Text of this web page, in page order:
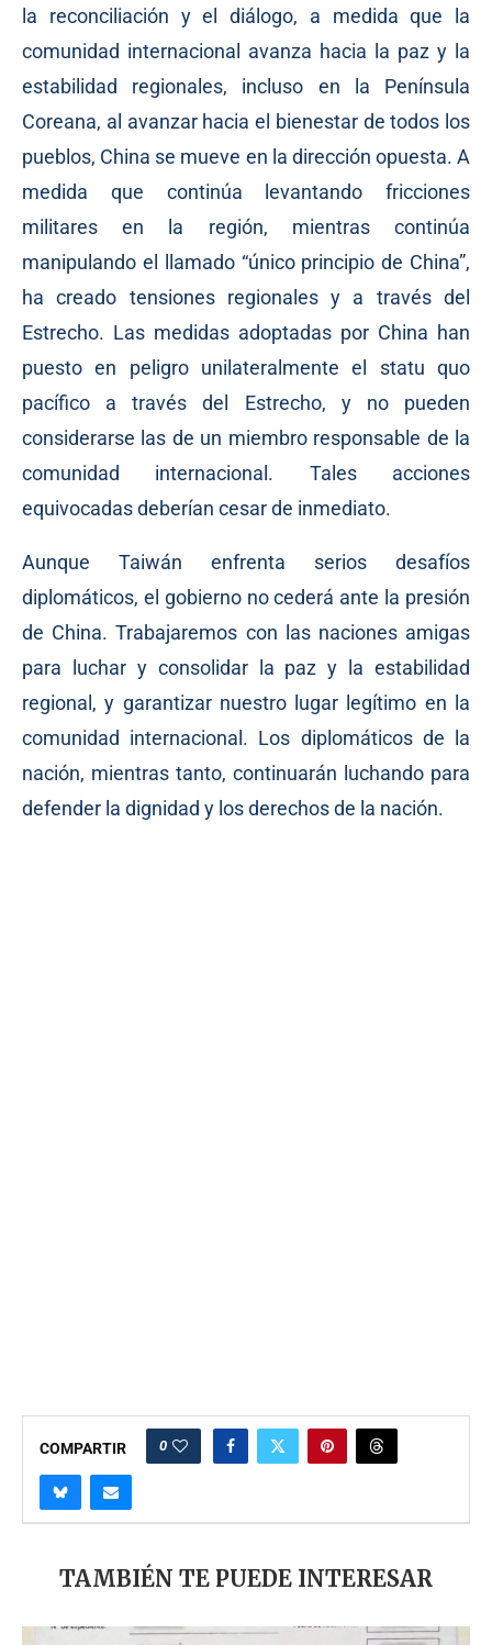
la reconciliación y el diálogo, a medida que la
comunidad internacional avanza hacia la paz y la
estabilidad regionales, incluso en la Península
Coreana, al avanzar hacia el bienestar de todos los
pueblos, China se mueve en la dirección opuesta. A
medida que continúa levantando fricciones
militares en la región, mientras continúa
manipulando el llamado “único principio de China”,
ha creado tensiones regionales y a través del
Estrecho. Las medidas adoptadas por China han
puesto en peligro unilateralmente el statu quo
pacífico a través del Estrecho, y no pueden
considerarse las de un miembro responsable de la
comunidad internacional. Tales acciones
equivocadas deberían cesar de inmediato.
Aunque Taiwán enfrenta serios desafíos
diplomáticos, el gobierno no cederá ante la presión
de China. Trabajaremos con las naciones amigas
para luchar y consolidar la paz y la estabilidad
regional, y garantizar nuestro lugar legítimo en la
comunidad internacional. Los diplomáticos de la
nación, mientras tanto, continuarán luchando para
defender la dignidad y los derechos de la nación.
COMPARTIR 0
TAMBIÉN TE PUEDE INTERESAR